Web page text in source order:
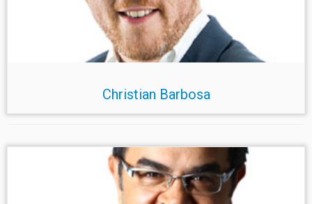
Christian Barbosa